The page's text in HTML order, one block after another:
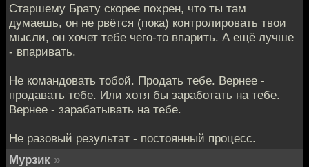
Старшему Брату скорее похрен, что ты там
думаешь, он не рвётся (пока) контролировать твои
мысли, он хочет тебе чего-то впарить. А ещё лучше
- впаривать.
Не командовать тобой. Продать тебе. Вернее -
продавать тебе. Или хотя бы заработать на тебе.
Вернее - зарабатывать на тебе.
Не разовый результат - постоянный процесс.
Мурзик »